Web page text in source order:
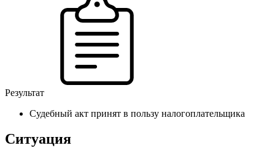
Результат
Судебный акт принят в пользу налогоплательщика
Ситуация